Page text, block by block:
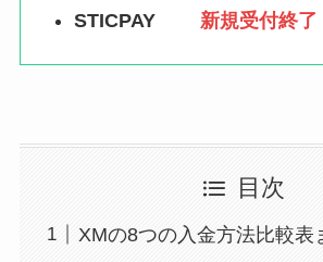
STICPAY新規受付終了
目次
XMの8つの入金方法比較表